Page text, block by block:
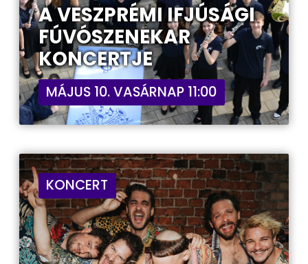
A VESZPRÉMI IFJÚSÁGI
FÚVÓSZENEKAR
KONCERTJE
MÁJUS 10. VASÁRNAP 11:00
KONCERT